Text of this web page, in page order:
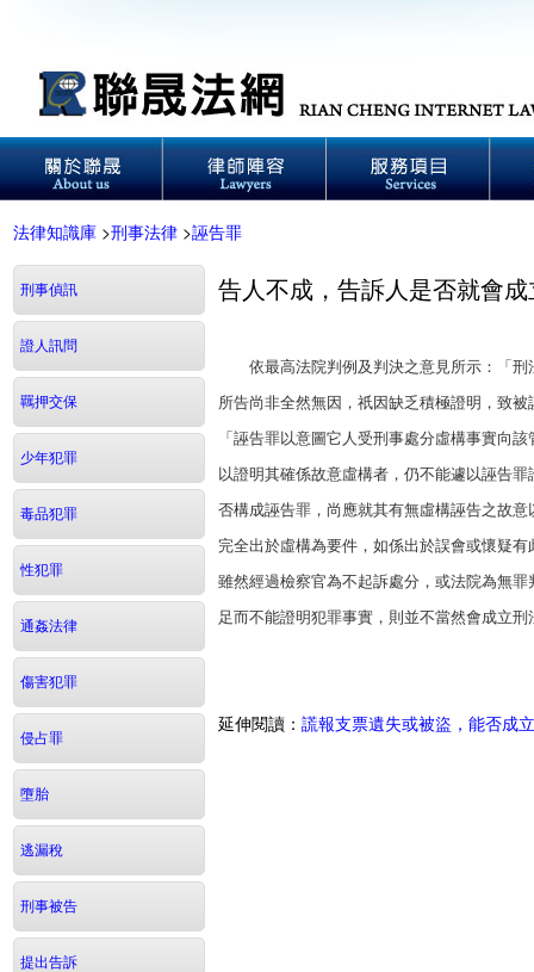
法律知識庫 >刑事法律 >誣告罪
刑事偵訊
證人訊問
羈押交保
少年犯罪
毒品犯罪
性犯罪
通姦法律
傷害犯罪
侵占罪
墮胎
逃漏稅
刑事被告
提出告訴
告人不成，告訴人是否就會
依最高法院判例及判決之意見所示：「刑
所告尚非全然無因，祇因缺乏積極證明，致
「誣告罪以意圖它人受刑事處分虛構事實向
以證明其確係故意虛構者，仍不能遽以誣告
否構成誣告罪，尚應就其有無虛構誣告之故
完全出於虛構為要件，如係出於誤會或懷疑
雖然經過檢察官為不起訴處分，或法院為無
足而不能證明犯罪事實，則並不當然會成立
延伸閱讀： 謊報支票遺失或被盜，能否成